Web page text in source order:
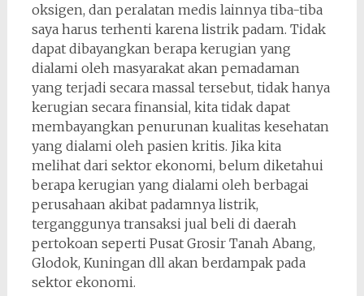
oksigen, dan peralatan medis lainnya tiba-tiba
saya harus terhenti karena listrik padam. Tidak
dapat dibayangkan berapa kerugian yang
dialami oleh masyarakat akan pemadaman
yang terjadi secara massal tersebut, tidak hanya
kerugian secara finansial, kita tidak dapat
membayangkan penurunan kualitas kesehatan
yang dialami oleh pasien kritis. Jika kita
melihat dari sektor ekonomi, belum diketahui
berapa kerugian yang dialami oleh berbagai
perusahaan akibat padamnya listrik,
terganggunya transaksi jual beli di daerah
pertokoan seperti Pusat Grosir Tanah Abang,
Glodok, Kuningan dll akan berdampak pada
sektor ekonomi.